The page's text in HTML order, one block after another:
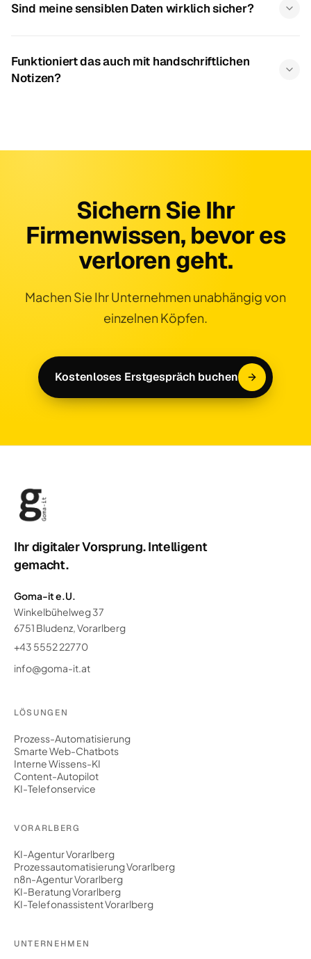
Sind meine sensiblen Daten wirklich sicher?
Funktioniert das auch mit handschriftlichen
Notizen?
Sichern Sie Ihr
Firmenwissen, bevor es
verloren geht.
Machen Sie Ihr Unternehmen unabhängig von
einzelnen Köpfen.
Kostenloses Erstgespräch buchen
Ihr digitaler Vorsprung. Intelligent
gemacht.
Goma-it e.U.
Winkelbühelweg 37
6751 Bludenz, Vorarlberg
+43 5552 22770
info@goma-it.at
LÖSUNGEN
Prozess-Automatisierung
Smarte Web-Chatbots
Interne Wissens-KI
Content-Autopilot
KI-Telefonservice
VORARLBERG
KI-Agentur Vorarlberg
Prozessautomatisierung Vorarlberg
n8n-Agentur Vorarlberg
KI-Beratung Vorarlberg
KI-Telefonassistent Vorarlberg
UNTERNEHMEN